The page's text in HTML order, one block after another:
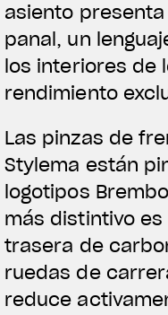
asiento
panal, un
los interiores de
rendimiento
Las pinzas de
Stylema están
logotipos
más distintivo
trasera de
ruedas de
reduce